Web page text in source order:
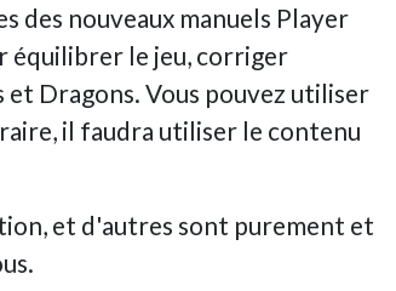
des nouveaux manuels Player
équilibrer le jeu, corriger
et Dragons. Vous pouvez utiliser
il faudra utiliser le contenu
et d'autres sont purement et